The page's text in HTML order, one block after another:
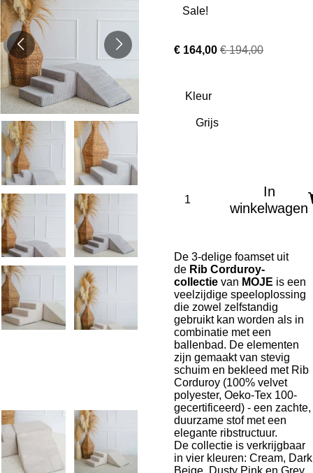
Sale!
€ 164,00 € 194,00
Kleur
In
winkelwagen
De 3-delige foamset uit
de Rib Corduroy-
collectie van MOJE is een
veelzijdige speeloplossing
die zowel zelfstandig
gebruikt kan worden als in
combinatie met een
ballenbad. De elementen
zijn gemaakt van stevig
schuim en bekleed met Rib
Corduroy (100% velvet
polyester, Oeko-Tex 100-
gecertificeerd) - een zachte,
duurzame stof met een
elegante ribstructuur.
De collectie is verkrijgbaar
in vier kleuren: Cream, Dark
Beige, Dusty Pink en Grey.